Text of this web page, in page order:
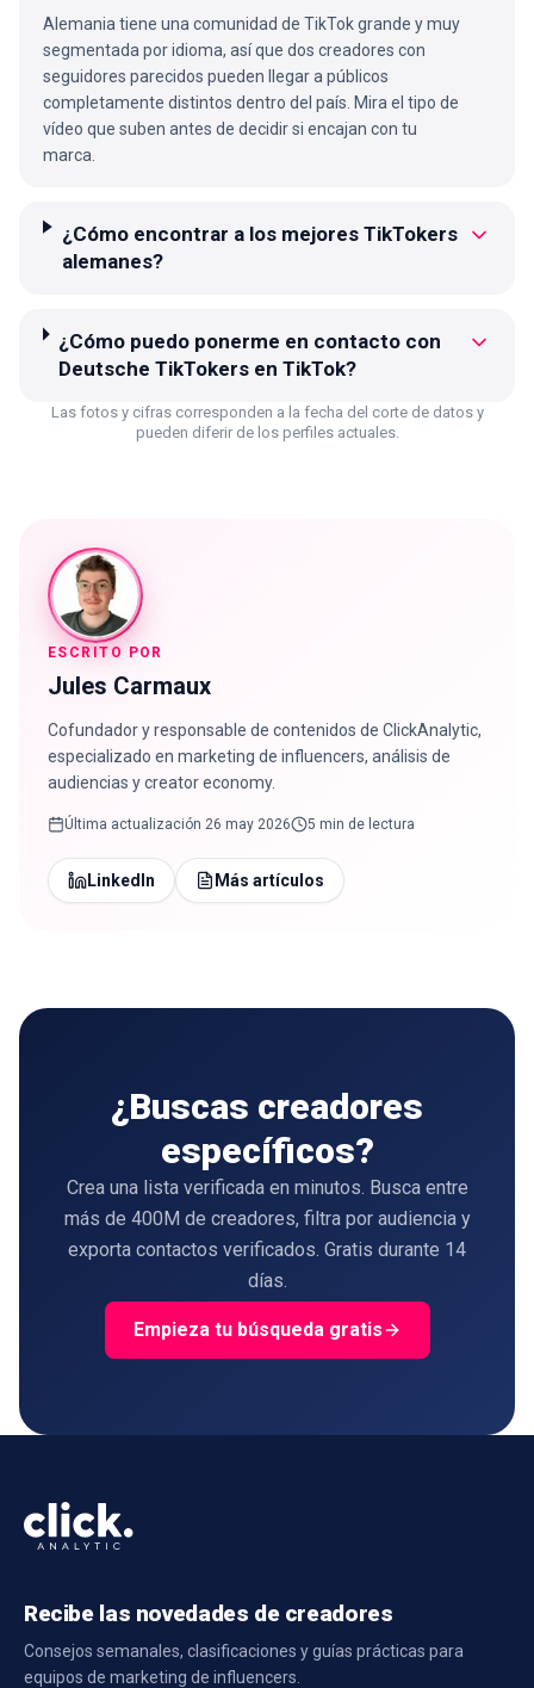
Alemania tiene una comunidad de TikTok grande y muy
segmentada por idioma, así que dos creadores con
seguidores parecidos pueden llegar a públicos
completamente distintos dentro del país. Mira el tipo de
vídeo que suben antes de decidir si encajan con tu
marca.
¿Cómo encontrar a los mejores TikTokers
alemanes?
¿Cómo puedo ponerme en contacto con
Deutsche TikTokers en TikTok?
Las fotos y cifras corresponden a la fecha del corte de datos y
pueden diferir de los perfiles actuales.
ESCRITO POR
Jules Carmaux
Cofundador y responsable de contenidos de ClickAnalytic,
especializado en marketing de influencers, análisis de
audiencias y creator economy.
Última actualización 26 may 2026 5 min de lectura
LinkedIn Más artículos
¿Buscas creadores
específicos?
Crea una lista verificada en minutos. Busca entre
más de 400M de creadores, filtra por audiencia y
exporta contactos verificados. Gratis durante 14
días.
Empieza tu búsqueda gratis
Recibe las novedades de creadores
Consejos semanales, clasificaciones y guías prácticas para
equipos de marketing de influencers.